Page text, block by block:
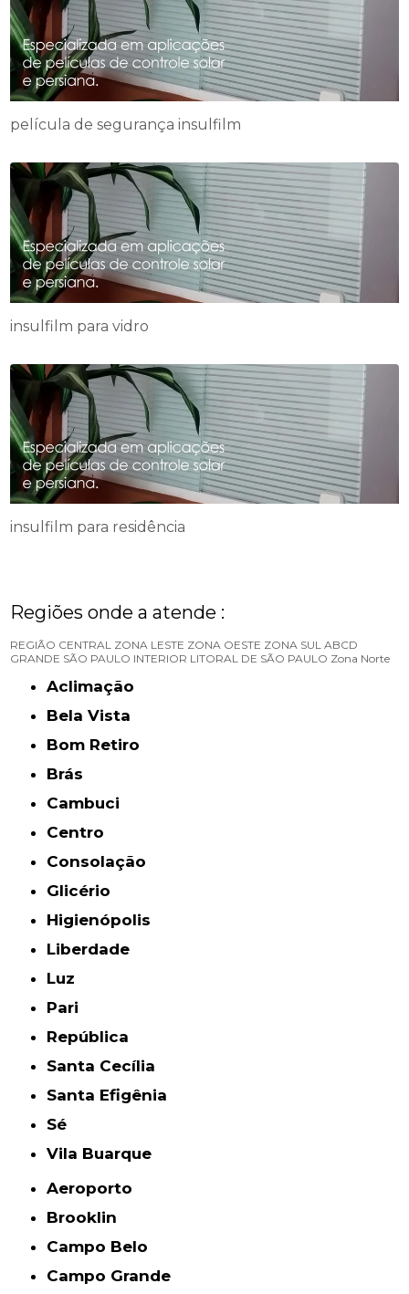
película de segurança insulfilm
insulfilm para vidro
insulfilm para residência
Regiões onde a atende :
REGIÃO CENTRAL ZONA LESTE ZONA OESTE ZONA SUL ABCD
GRANDE SÃO PAULO INTERIOR LITORAL DE SÃO PAULO Zona Norte
Aclimação
Bela Vista
Bom Retiro
Brás
Cambuci
Centro
Consolação
Glicério
Higienópolis
Liberdade
Luz
Pari
República
Santa Cecília
Santa Efigênia
Sé
Vila Buarque
Aeroporto
Brooklin
Campo Belo
Campo Grande